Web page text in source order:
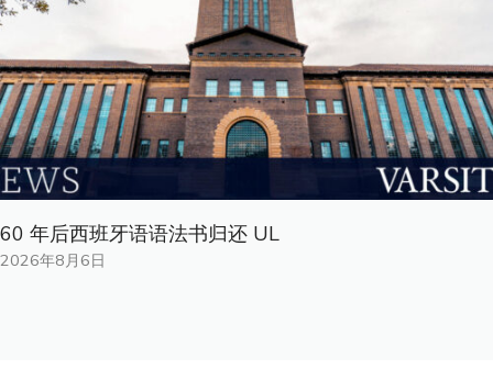
60 年后西班牙语语法书归还 UL
2026年8月6日